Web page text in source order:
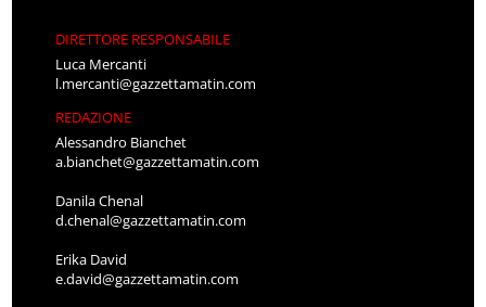
DIRETTORE RESPONSABILE
Luca Mercanti
l.mercanti@gazzettamatin.com
REDAZIONE
Alessandro Bianchet
a.bianchet@gazzettamatin.com
Danila Chenal
d.chenal@gazzettamatin.com
Erika David
e.david@gazzettamatin.com